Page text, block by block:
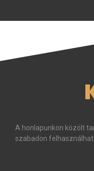
A honlapunkon közölt
szabadon